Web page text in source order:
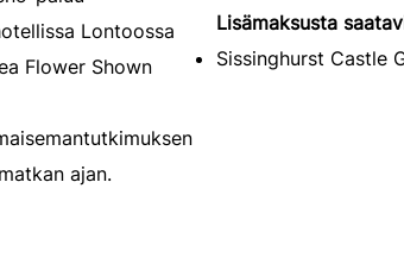
Lontoossa
Flower Shown
ajan.
Lisämaksusta
Sissinghurst Castle